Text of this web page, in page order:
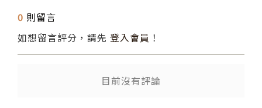
0 則留言
如想留言評分，請先 登入會員 ！
目前沒有評論
送出